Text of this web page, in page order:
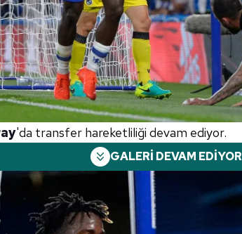
'da transfer hareketliliği devam ediyor.
GALERİ DEVAM EDİYOR